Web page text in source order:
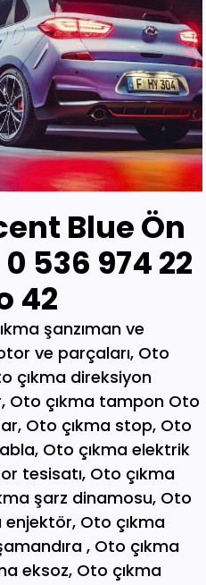
Blue Ön
536 974 22
42
malatya, Oto çıkma parça mardin, Oto çıkma parça van, Oto çıkma parça hakkari, Oto çıkma parça,Erzurum Oto çıkma parça sivas, Oto çıkma parça Trabzon, Oto çıkma parça çorum, Oto çıkma parça samsun, Oto çıkma parça bolu, Oto çıkma parça afyon, Oto parça, Oto yedek parça, Oto oto yedek parça, Oto parçaları, Oto çıkmacı,yıldız sanayi sitesi ostim,otomobil yedek parça, çıkma parça oto yedek parça, Oto çıkma parça Oto parça, Oto çıkma parça , çıkma Oto parça,Adana Oto Çıkma Parça , Adıyaman Oto Çıkma Parça Afyon Oto Çıkma Parça Ağrı Oto Çıkma Parça Aksaray Oto Çıkma Parça Amasya Oto Çıkma Parça Ankara Oto Çıkma Parça Antalya Oto Çıkma Parça Ardahan Oto Çıkma Parça Artvin Oto Çıkma Parça Aydın Oto Çıkma Parça Balıkesir Oto Çıkma Parça Bartın Oto Çıkma Parça Batman Oto Çıkma Parça Bayburt Oto Çıkma Parça Bilecik Oto Çıkma Parça Bingöl Oto Çıkma Parça Bitlis Oto Çıkma Parça Bolu Oto Çıkma Parça Bursa Oto Çıkma Parça Çanakkale Oto Çıkma Parça Çankırı Oto Çıkma Parça Çorum Oto Çıkma Parça Denizli Oto Çıkma Parça Diyarbakır Oto Çıkma Parça Düzce Oto Çıkma Parça Edirne Oto Çıkma Parça Elazığ Oto Çıkma Parça Erzincan Oto Çıkma Parça Erzurum Oto Çıkma Parça Eskişehir Oto Çıkma Parça Gaziantep Oto Çıkma Parça Giresun Oto Çıkma Parça Gümüşhane Oto Çıkma Parça Hakkari Oto Çıkma Parça Hatay Oto Çıkma Parça Iğdır Oto Çıkma Parça Isparta Oto Çıkma Parça İstanbul Oto Çıkma Parça İzmir Oto Çıkma Parça Kahramanmaraş Oto Çıkma Karabük Oto Çıkma Parça Karaman Oto Çıkma Parça Kars Oto Çıkma Parça Kastamonu Oto Çıkma Parça Kayseri Oto Çıkma Parça Kilis Oto Çıkma Parça Kırıkkale Oto Çıkma Parça Kırklareli Oto Çıkma Parça Kırşehir Oto Çıkma Parça Kocaeli Oto Çıkma Parça Konya Oto Çıkma Parça Kütahya Oto Çıkma Parça Malatya Oto Çıkma Parça Manisa Yedek Parça Mardin Oto Çıkma Parça Mersin Oto Çıkma Parça Muğla Oto Çıkma Parça Nevşehir Oto Çıkma Parça Niğde Oto Çıkma Parça Ordu Oto Çıkma Parça Osmaniye Oto Çıkma Parça Rize Oto Çıkma Parça Sakarya Oto Çıkma Parça Samsun Oto Çıkma Parça Şanlıurfa Oto Çıkma Parça Siirt Oto Çıkma Parça Sinop Oto Çıkma Parça Şırnak Oto Çıkma Parça Sivas Oto Çıkma Parça Oto Çıkma Parça Tekirdağ Oto Çıkma Parça Tokat Oto Çıkma Parça Trabzon Oto Çıkma Parça Tunceli Oto Çıkma Parça Uşak Oto Çıkma Parça Van Oto Çıkma Parça Yalova Oto Çıkma Parça Yozgat Oto Çıkma Parça Zonguldak Oto Çıkma Parça Online Oto Çıkma Parça Düzce Oto Çıkma Parça Osmaniye Oto Çıkma Parça Kilis Oto Çıkma Parça Karabük Oto Çıkma Parça Yalova Oto Çıkma Parça Iğdır Oto Çıkma Parça Ardahan Oto Çıkma Parça Bartın Oto Çıkma Parça Şırnak Oto Çıkma Parça Adana Oto Çıkma yedek Parça Adıyaman Oto Çıkma yedek Afyon Oto Çıkma yedek Parça Ağrı Oto Çıkma yedek Parça Aksaray Oto Çıkma yedek Parça Amasya Oto Çıkma yedek Parça Ankara Oto Çıkma yedek Parça Antalya Oto Çıkma yedek Parça Ardahan Oto Çıkma yedek Parça Artvin Oto Çıkma yedek Parça Aydın Oto Çıkma yedek Parça Balıkesir Oto Çıkma yedek Parça Bartın Oto Çıkma yedek Parça Batman Oto Çıkma yedek Parça Bayburt Oto Çıkma yedek Parça Bilecik Oto Çıkma yedek Parça Bingöl Oto Çıkma yedek Parça Bitlis Oto Çıkma yedek Parça Bolu Oto Çıkma yedek Parça Bursa Oto Çıkma yedek Parça Çanakkale Oto Çıkma yedek Çankırı Oto Çıkma yedek Parça Çorum Oto Çıkma yedek Parça Denizli Oto Çıkma yedek Parça Diyarbakır Oto Çıkma yedek Düzce Oto Çıkma yedek Parça Edirne Oto Çıkma yedek Parça Elazığ Oto Çıkma yedek Parça Erzincan Oto Çıkma yedek Parça Erzurum Oto Çıkma yedek Parça Eskişehir Oto Çıkma yedek Parça Gaziantep Oto Çıkma yedek Giresun Oto Çıkma yedek Parça Gümüşhane Oto Çıkma yedek Hakkari Oto Çıkma yedek Parça Hatay Oto Çıkma yedek Parça Iğdır Oto Çıkma yedek Parça Isparta Oto Çıkma yedek Parça İstanbul Oto Çıkma yedek Parça İzmir Oto Çıkma yedek Parça Kahramanmaraş Oto Çıkma Karabük Oto Çıkma yedek Parça Karaman Oto Çıkma yedek Parça Kars Oto Çıkma yedek Parça Kastamonu Oto Çıkma yedek Kayseri Oto Çıkma yedek Parça Kilis Oto Çıkma yedek Parça Oto Çıkma Şarj Dinamosu, Oto Çıkma Taban Döşemeleri, Tekirdağ O